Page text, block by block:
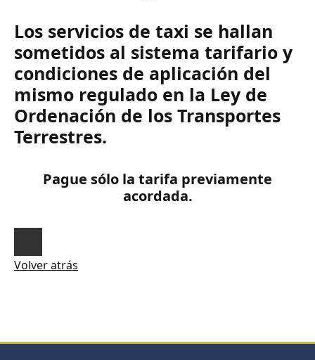
Los servicios de taxi se hallan
sometidos al sistema tarifario y
condiciones de aplicación del
mismo regulado en la Ley de
Ordenación de los Transportes
Terrestres.
Pague sólo la tarifa previamente
acordada.
Volver atrás